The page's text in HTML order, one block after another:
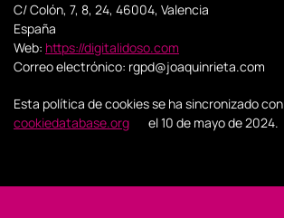
C/ Colón, 7, 8, 24, 46004, Valencia
España
Web: https://digitalidoso.com
Correo electrónico: rgpd@joaquinrieta.com
Esta política de cookies se ha sincronizado con
cookiedatabase.org
el 10 de mayo de 2024.